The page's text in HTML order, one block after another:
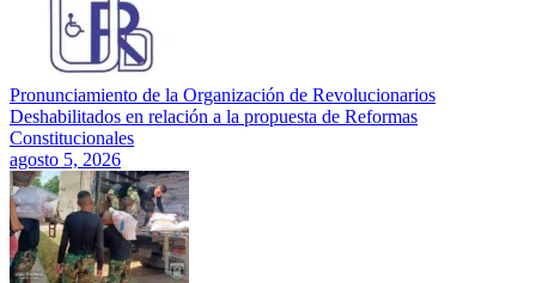
Pronunciamiento de la Organización de Revolucionarios
Deshabilitados en relación a la propuesta de Reformas
Constitucionales
agosto 5, 2026